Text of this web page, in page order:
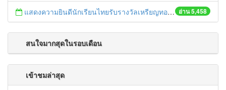
อ่าน 5,458
แสดงความยินดีนักเรียนไทยรับรางวัลเหรียญทองการแข่งขันคณิตศาสตร์โลก
สนใจมากสุดในรอบเดือน
เข้าชมล่าสุด